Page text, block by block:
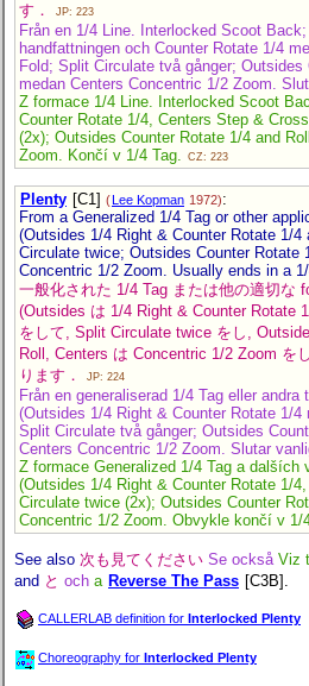
す．
JP: 223
Från en 1/4 Line. Interlocked Scoot Back;
handfattningen och Counter Rotate 1/4
Fold; Split Circulate två gånger; Outsides
medan Centers Concentric 1/2 Zoom.
Z formace 1/4 Line. Interlocked Scoot
Counter Rotate 1/4, Centers Step &
(2x); Outsides Counter Rotate 1/4 and
Zoom. Končí v 1/4 Tag. CZ: 223
Plenty [C1] (Lee Kopman 1972):
From a Generalized 1/4 Tag or other
(Outsides 1/4 Right & Counter Rotate 1/
Circulate twice; Outsides Counter Rotate
Concentric 1/2 Zoom. Usually ends in a 1/
一般化された 1/4 Tag または他の適切な
(Outsides は 1/4 Right & Counter Rotate
をして, Split Circulate twice をし,
Roll, Centers は Concentric 1/2 Zoom を
ります．
JP: 224
Från en generaliserad 1/4 Tag eller
(Outsides 1/4 Right & Counter Rotate 1/4
Split Circulate två gånger; Outsides
Centers Concentric 1/2 Zoom. Slutar
Z formace Generalized 1/4 Tag a dalších
(Outsides 1/4 Right & Counter Rotate 1/
Circulate twice (2x); Outsides Counter
Concentric 1/2 Zoom. Obvykle končí v 1/
See also 次も見てください Se också Viz
and と och a Reverse The Pass [C3B].
CALLERLAB definition for Interlocked Plenty
Choreography for Interlocked Plenty